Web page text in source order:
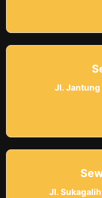
Jl. Jantung
Jl.